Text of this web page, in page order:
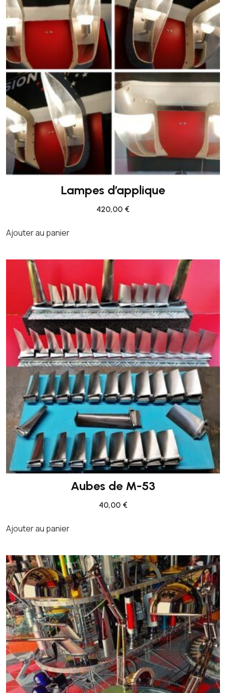
B
I
-
P
L
A
C
E
Lampes d’applique
420,00 €
Ajouter au panier
Aubes de M-53
40,00 €
Ajouter au panier